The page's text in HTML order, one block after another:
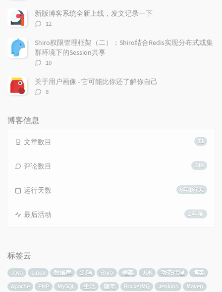
数：
新版博客系统全新上线，发文记录一下
评
数：
12
Shiro权限管理框架（二）：Shiro结合Redis实现分布式或集
群环境下的Session共享
评
数：
10
关于用户画像 - 它可能比你还了解你自己
评
8
博客信息
71
文章数目
319
评论数目
8年187天
运行天数
2 年前
最后活动
标签云
Java Linux 数据库 源码 Shiro 框架 JDK 动态代理
博客
Apache
PHP MySQL 生活 随笔 RocketMQ Jenkins Maven